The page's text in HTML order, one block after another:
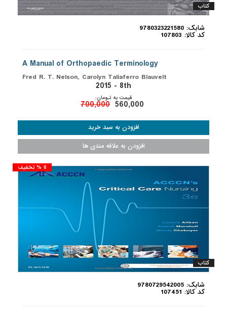
کتاب
شابک: 9780323221580
کد کالا: 107803
A Manual of Orthopaedic Terminology
Fred R. T. Nelson, Carolyn Taliaferro Blauvelt
2015 - 8th
قیمت به تـومان:
560,000
700,000
کتاب
0 % تخفیف
شابک: 9780729542005
کد کالا: 107451